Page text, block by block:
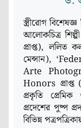
স্ত্রীরোগ
আলোকচিত্র
প্রাপ্ত), ললিত
মেন্সান),
Arte
Honors
প্রকৃতি
প্রদেশের পুষ্প
বিভিন্ন